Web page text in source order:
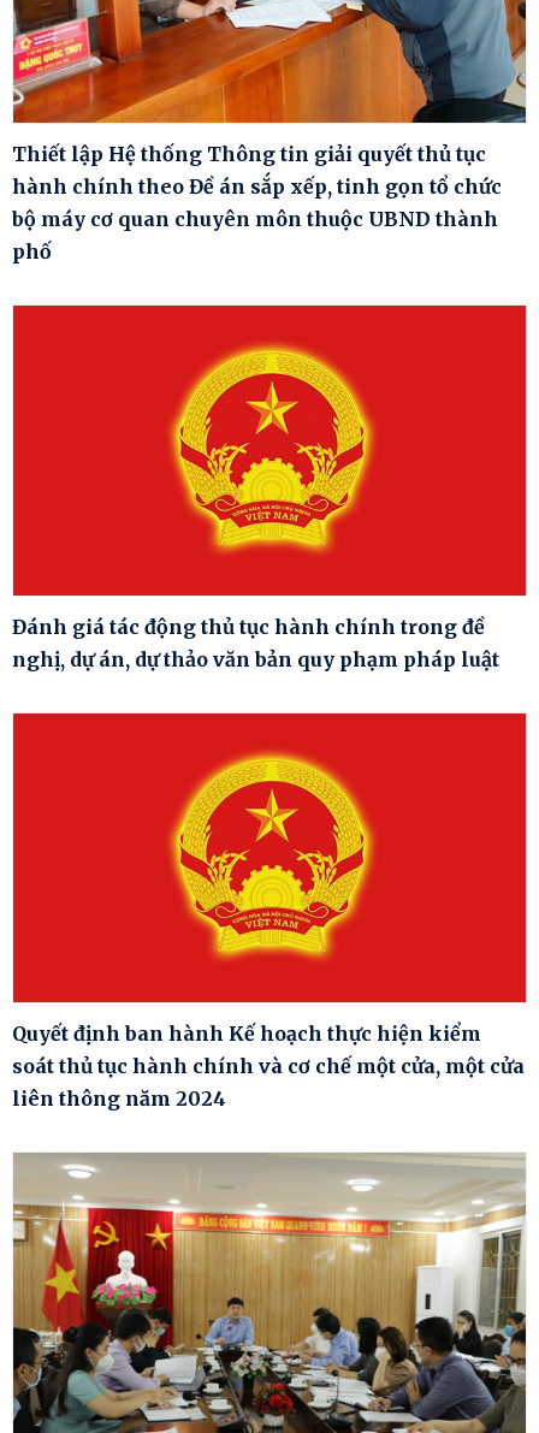
Thiết lập Hệ thống Thông tin giải quyết thủ tục
hành chính theo Đề án sắp xếp, tinh gọn tổ chức
bộ máy cơ quan chuyên môn thuộc UBND thành
phố
Đánh giá tác động thủ tục hành chính trong đề
nghị, dự án, dự thảo văn bản quy phạm pháp luật
Quyết định ban hành Kế hoạch thực hiện kiểm
soát thủ tục hành chính và cơ chế một cửa, một cửa
liên thông năm 2024